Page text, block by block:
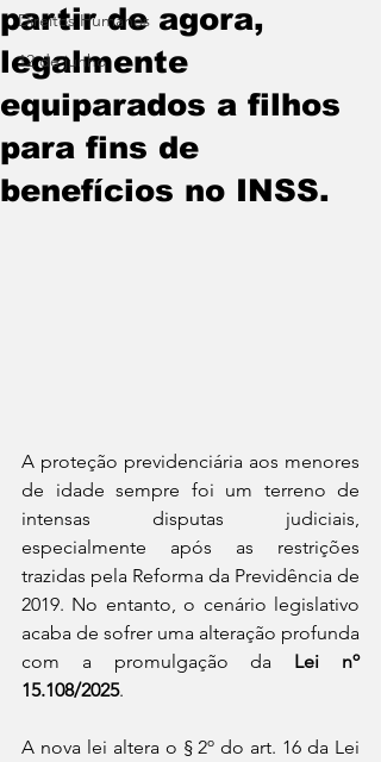
Direitos Humanos
12 de junho
partir de agora,
legalmente
equiparados a filhos
para fins de
benefícios no INSS.
A proteção previdenciária aos menores
de idade sempre foi um terreno de
intensas disputas judiciais,
especialmente após as restrições
trazidas pela Reforma da Previdência de
2019. No entanto, o cenário legislativo
acaba de sofrer uma alteração profunda
com a promulgação da Lei nº
15.108/2025.
A nova lei altera o § 2º do art. 16 da Lei